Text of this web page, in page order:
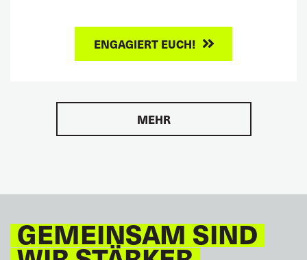
ENGAGIERT EUCH!
MEHR
GEMEINSAM SIND